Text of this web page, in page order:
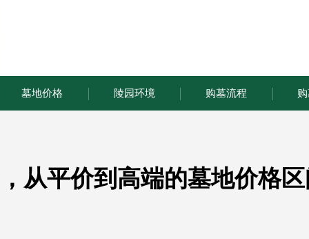
墓地价格 陵园环境 购墓流程
从平价到高端的墓地价格区